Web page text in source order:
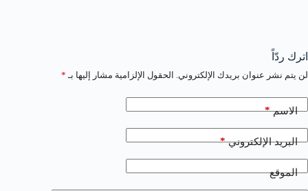
اترك ردّاً
لن يتم نشر عنوان بريدك الإلكتروني. الحقول الإلزامية مشار إليها بـ *
الاسم*
البريد الإلكتروني*
الموقع